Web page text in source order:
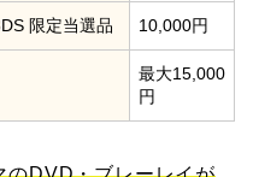
限定当選品 10,000円
最大15,000
円